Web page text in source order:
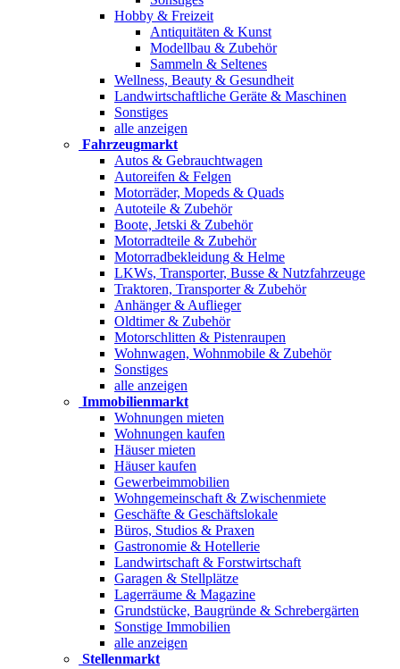
Hobby & Freizeit
Antiquitäten & Kunst
Modellbau & Zubehör
Sammeln & Seltenes
Wellness, Beauty & Gesundheit
Landwirtschaftliche Geräte & Maschinen
Sonstiges
alle anzeigen
Fahrzeugmarkt
Autos & Gebrauchtwagen
Autoreifen & Felgen
Motorräder, Mopeds & Quads
Autoteile & Zubehör
Boote, Jetski & Zubehör
Motorradteile & Zubehör
Motorradbekleidung & Helme
LKWs, Transporter, Busse & Nutzfahrzeuge
Traktoren, Transporter & Zubehör
Anhänger & Auflieger
Oldtimer & Zubehör
Motorschlitten & Pistenraupen
Wohnwagen, Wohnmobile & Zubehör
Sonstiges
alle anzeigen
Immobilienmarkt
Wohnungen mieten
Wohnungen kaufen
Häuser mieten
Häuser kaufen
Gewerbeimmobilien
Wohngemeinschaft & Zwischenmiete
Geschäfte & Geschäftslokale
Büros, Studios & Praxen
Gastronomie & Hotellerie
Landwirtschaft & Forstwirtschaft
Garagen & Stellplätze
Lagerräume & Magazine
Grundstücke, Baugründe & Schrebergärten
Sonstige Immobilien
alle anzeigen
Stellenmarkt